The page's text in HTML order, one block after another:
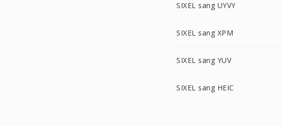
SIXEL sang UYVY
SIXEL sang XPM
SIXEL sang YUV
SIXEL sang HEIC